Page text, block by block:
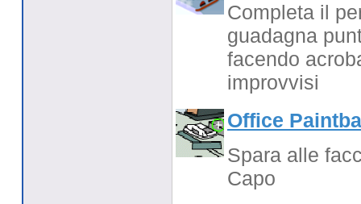
Completa il
guadagna
facendo
improvvisi
Office
Spara alle
Capo